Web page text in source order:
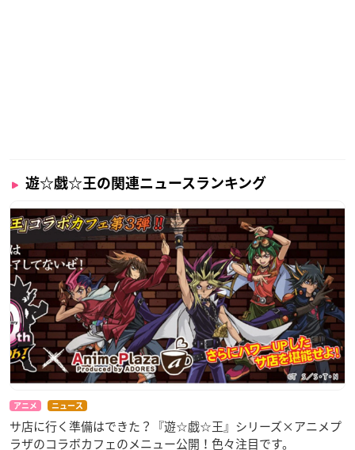
遊☆戯☆王の関連ニュースランキング
アニメ ニュース
サ店に行く準備はできた？『遊☆戯☆王』シリーズ×アニメプ
ラザのコラボカフェのメニュー公開！色々注目です。